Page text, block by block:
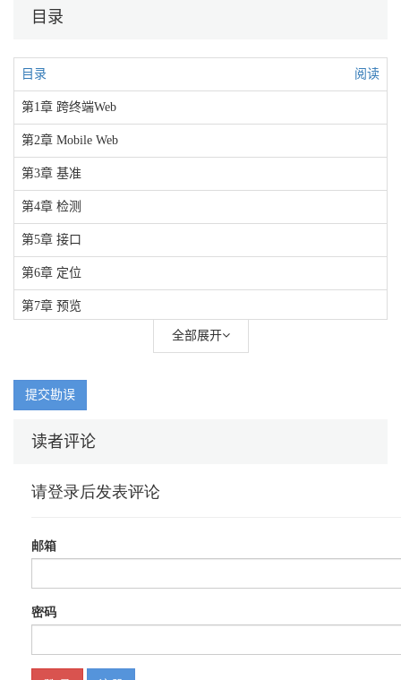
目录
目录 阅读
第1章 跨终端Web
第2章 Mobile Web
第3章 基准
第4章 检测
第5章 接口
第6章 定位
第7章 预览
第10章 动作同步
全部展开
提交勘误
读者评论